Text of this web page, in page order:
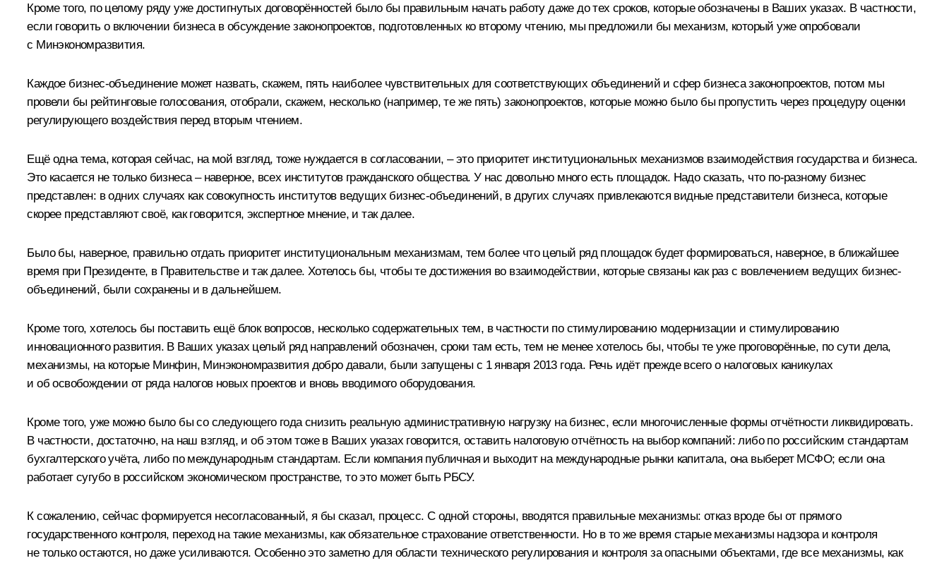
Кроме того, по целому ряду уже достигнутых договорённостей было бы правильным начать работу даже до тех сроков, которые обозначены в Ваших указах. В частности,
если говорить о включении бизнеса в обсуждение законопроектов, подготовленных ко второму чтению, мы предложили бы механизм, который уже опробовали
с Минэкономразвития.
Каждое бизнес-объединение может назвать, скажем, пять наиболее чувствительных для соответствующих объединений и сфер бизнеса законопроектов, потом мы
провели бы рейтинговые голосования, отобрали, скажем, несколько (например, те же пять) законопроектов, которые можно было бы пропустить через процедуру оценки
регулирующего воздействия перед вторым чтением.
Ещё одна тема, которая сейчас, на мой взгляд, тоже нуждается в согласовании, – это приоритет институциональных механизмов взаимодействия государства и бизнеса.
Это касается не только бизнеса – наверное, всех институтов гражданского общества. У нас довольно много есть площадок. Надо сказать, что по‑разному бизнес
представлен: в одних случаях как совокупность институтов ведущих бизнес-объединений, в других случаях привлекаются видные представители бизнеса, которые
скорее представляют своё, как говорится, экспертное мнение, и так далее.
Было бы, наверное, правильно отдать приоритет институциональным механизмам, тем более что целый ряд площадок будет формироваться, наверное, в ближайшее
время при Президенте, в Правительстве и так далее. Хотелось бы, чтобы те достижения во взаимодействии, которые связаны как раз с вовлечением ведущих бизнес-
объединений, были сохранены и в дальнейшем.
Кроме того, хотелось бы поставить ещё блок вопросов, несколько содержательных тем, в частности по стимулированию модернизации и стимулированию
инновационного развития. В Ваших указах целый ряд направлений обозначен, сроки там есть, тем не менее хотелось бы, чтобы те уже проговорённые, по сути дела,
механизмы, на которые Минфин, Минэкономразвития добро давали, были запущены с 1 января 2013 года. Речь идёт прежде всего о налоговых каникулах
и об освобождении от ряда налогов новых проектов и вновь вводимого оборудования.
Кроме того, уже можно было бы со следующего года снизить реальную административную нагрузку на бизнес, если многочисленные формы отчётности ликвидировать.
В частности, достаточно, на наш взгляд, и об этом тоже в Ваших указах говорится, оставить налоговую отчётность на выбор компаний: либо по российским стандартам
бухгалтерского учёта, либо по международным стандартам. Если компания публичная и выходит на международные рынки капитала, она выберет МСФО; если она
работает сугубо в российском экономическом пространстве, то это может быть РБСУ.
К сожалению, сейчас формируется несогласованный, я бы сказал, процесс. С одной стороны, вводятся правильные механизмы: отказ вроде бы от прямого
государственного контроля, переход на такие механизмы, как обязательное страхование ответственности. Но в то же время старые механизмы надзора и контроля
не только остаются, но даже усиливаются. Особенно это заметно для области технического регулирования и контроля за опасными объектами, где все механизмы, как